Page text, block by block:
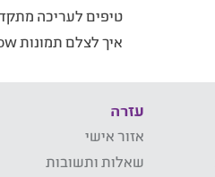
טיפים לעריכה
איך לצלם תמונות wow
עזרה
אזור אישי
שאלות ותשובות